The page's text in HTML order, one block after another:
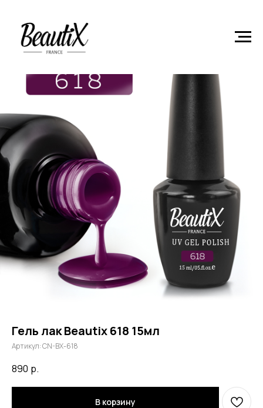
Гель лак Beautix 618 15мл
Артикул:CN-BX-618
890 р.
В корзину